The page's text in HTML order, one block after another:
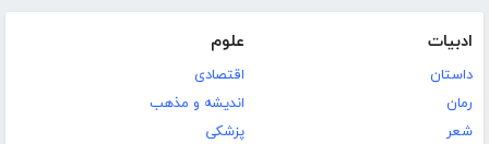
ادبیات
داستان
رمان
شعر
علوم
اقتصادی
اندیشه و مذهب
پزشکی